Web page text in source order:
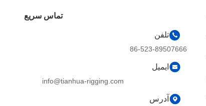
تماس سریع
تلفن
86-523-89507666
ایمیل
info@tianhua-rigging.com
آدرس